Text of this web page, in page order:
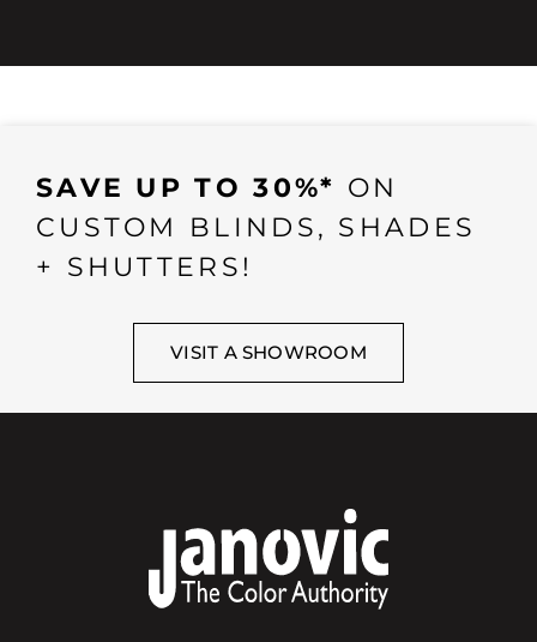
SAVE UP TO 30%* ON
CUSTOM BLINDS, SHADES
+ SHUTTERS!
VISIT A SHOWROOM